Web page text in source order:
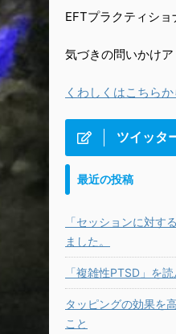
EFTプラクティショ
気づきの問いかけ
くわしくはこちらか
ツイッタ
最近の投稿
「セッションに対す
ました。
「複雑性PTSD」を
タッピングの効果を
こと